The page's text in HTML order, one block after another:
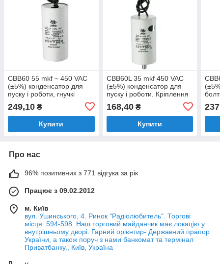
CBB60 55 mkf ~ 450 VAC
(±5%) конденсатор для
пуску і роботи, гнучкі
mm)
249,10 ₴
Купити
CBB60L 35 mkf 450 VAC
(±5%) конденсатор для
пуску і роботи. Кріплення
болт + дроти (45*95 mm)
168,40₴
Купити
Про нас
96% позитивних з 771 відгука за рік
Працює з 09.02.2012
м. Київ
вул. Ушинського, 4. Ринок "Радіолюбитель". Торгові
місця: 594-598. Наш торговий майданчик має локацію у
внутрішньому дворі. Гарний орієнтир- Державний прапор
України, а також поруч з нами банкомат та термінал
Приватбанку., Київ, Україна